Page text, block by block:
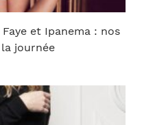
et Ipanema : nos
journée